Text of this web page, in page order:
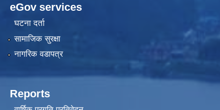
eGov services
घटना दर्ता
सामाजिक सुरक्षा
नागरिक वडापत्र
Reports